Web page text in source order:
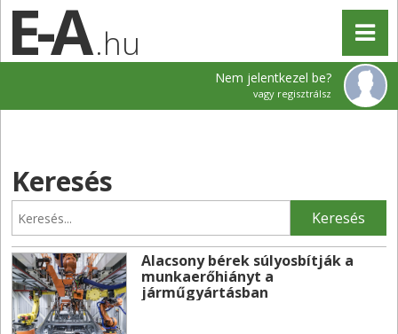
.hu
Nem jelentkezel be?
vagy regisztrálsz
Keresés
Keresés
Alacsony bérek súlyosbítják a
munkaerőhiányt a
járműgyártásban